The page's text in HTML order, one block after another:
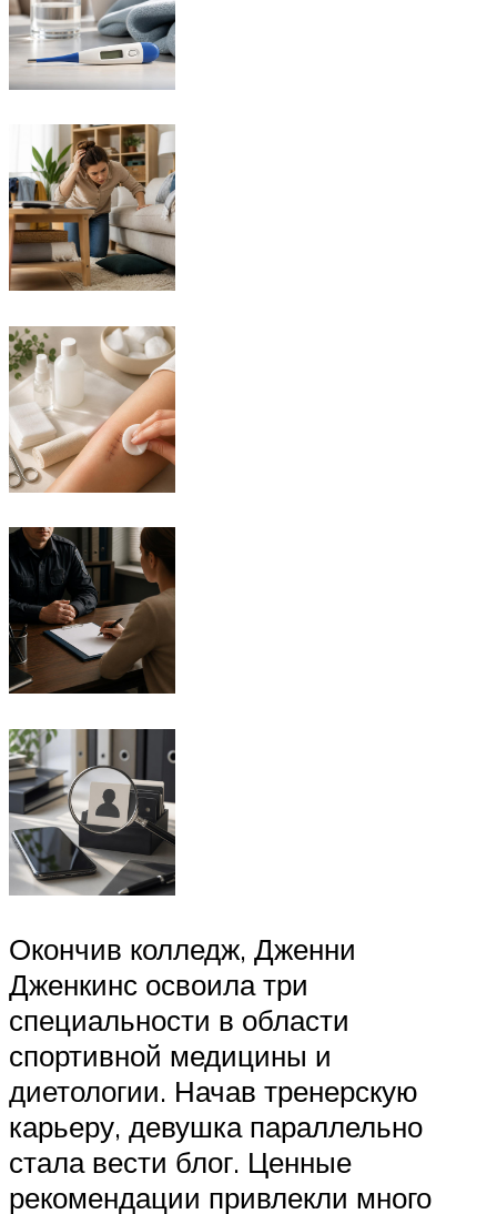
Окончив колледж, Дженни
Дженкинс освоила три
специальности в области
спортивной медицины и
диетологии. Начав тренерскую
карьеру, девушка параллельно
стала вести блог. Ценные
рекомендации привлекли много